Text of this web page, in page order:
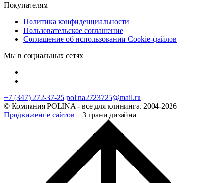
Покупателям
Политика конфиденциальности
Пользовательское соглашение
Соглашение об использовании Cookie-файлов
Мы в социальных сетях
+7 (347) 272-37-25 polina2723725@mail.ru
© Компания POLINA - все для клининга. 2004-2026
Продвижение сайтов – 3 грани дизайна